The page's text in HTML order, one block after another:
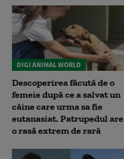
DIGI ANIMAL WORLD
Descoperirea făcută de o
femeie după ce a salvat un
câine care urma sa fie
eutanasiat. Patrupedul are
o rasă extrem de rară